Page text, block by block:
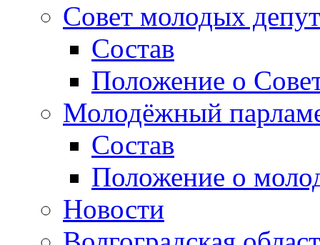
Совет молодых
Состав
Положение о
Молодёжный
Состав
Положение о
Новости